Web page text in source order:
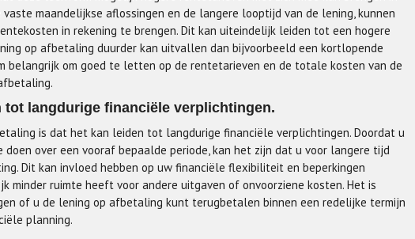
maandelijkse aflossingen en de langere looptijd van de lening, kunnen
in rekening te brengen. Dit kan uiteindelijk leiden tot een hogere
op afbetaling duurder kan uitvallen dan bijvoorbeeld een kortlopende
belangrijk om goed te letten op de rentetarieven en de totale kosten van de
langdurige financiële verplichtingen.
is dat het kan leiden tot langdurige financiële verplichtingen. Doordat u
over een vooraf bepaalde periode, kan het zijn dat u voor langere tijd
Dit kan invloed hebben op uw financiële flexibiliteit en beperkingen
minder ruimte heeft voor andere uitgaven of onvoorziene kosten. Het is
of u de lening op afbetaling kunt terugbetalen binnen een redelijke termijn
planning.